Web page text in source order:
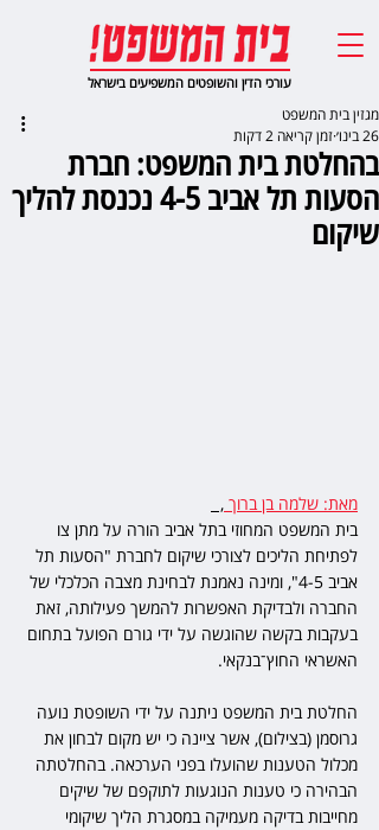
עורכי הדין והשופטים המשפיעים בישראל
בהחלטת בית המשפט: חברת
הסעות תל אביב 4-5 נכנסת להליך
שיקום
מגזין בית המשפט
26 בינו׳
זמן קריאה 2 דקות
מאת: שלמה בן ברוך ,
בית המשפט המחוזי בתל אביב הורה על מתן צו
לפתיחת הליכים לצורכי שיקום לחברת "הסעות תל
אביב 4-5", ומינה נאמנת לבחינת מצבה הכלכלי של
החברה ולבדיקת האפשרות להמשך פעילותה, זאת
בעקבות בקשה שהוגשה על ידי גורם הפועל בתחום
האשראי החוץ־בנקאי.
החלטת בית המשפט ניתנה על ידי השופטת נועה
גרוסמן (בצילום), אשר ציינה כי יש מקום לבחון את
מכלול הטענות שהועלו בפני הערכאה. בהחלטתה
הבהירה כי טענות הנוגעות לתוקפם של שיקים
מחייבות בדיקה מעמיקה במסגרת הליך שיקומי